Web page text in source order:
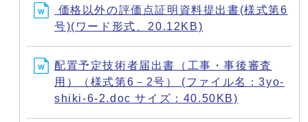
価格以外の評価点証明資料提出書(様式第6
号)(ワード形式、20.12KB)
配置予定技術者届出書（工事・事後審査
用）（様式第6－2号） (ファイル名：3yo-
shiki-6-2.doc サイズ：40.50KB)